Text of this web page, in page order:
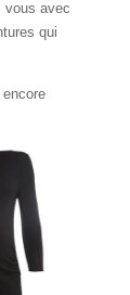
vous avec
qui